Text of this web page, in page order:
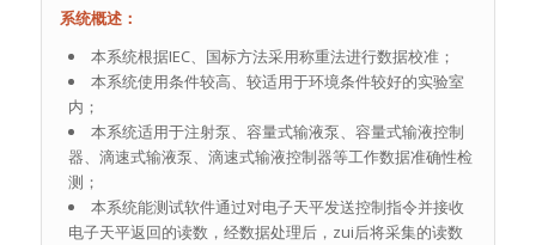
系统概述：
本系统根据IEC、国标方法采用称重法进行数据校准；
本系统使用条件较高、较适用于环境条件较好的实验室
内；
本系统适用于注射泵、容量式输液泵、容量式输液控制
器、滴速式输液泵、滴速式输液控制器等工作数据准确性检
测；
本系统能测试软件通过对电子天平发送控制指令并接收
电子天平返回的读数，经数据处理后，zui后将采集的读数